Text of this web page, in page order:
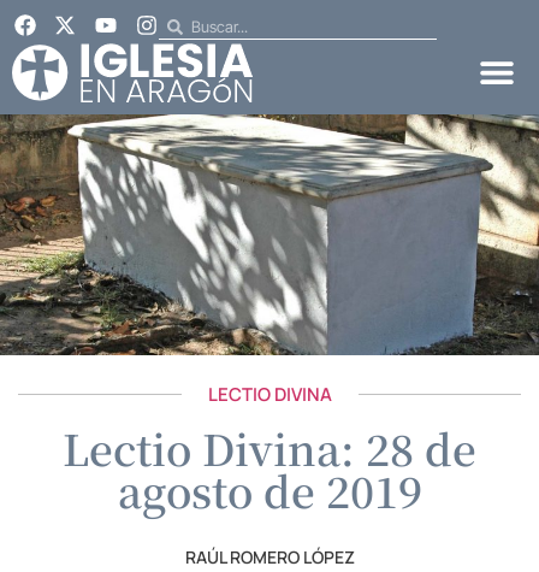
LECTIO DIVINA
Lectio Divina: 28 de
agosto de 2019
RAÚL ROMERO LÓPEZ